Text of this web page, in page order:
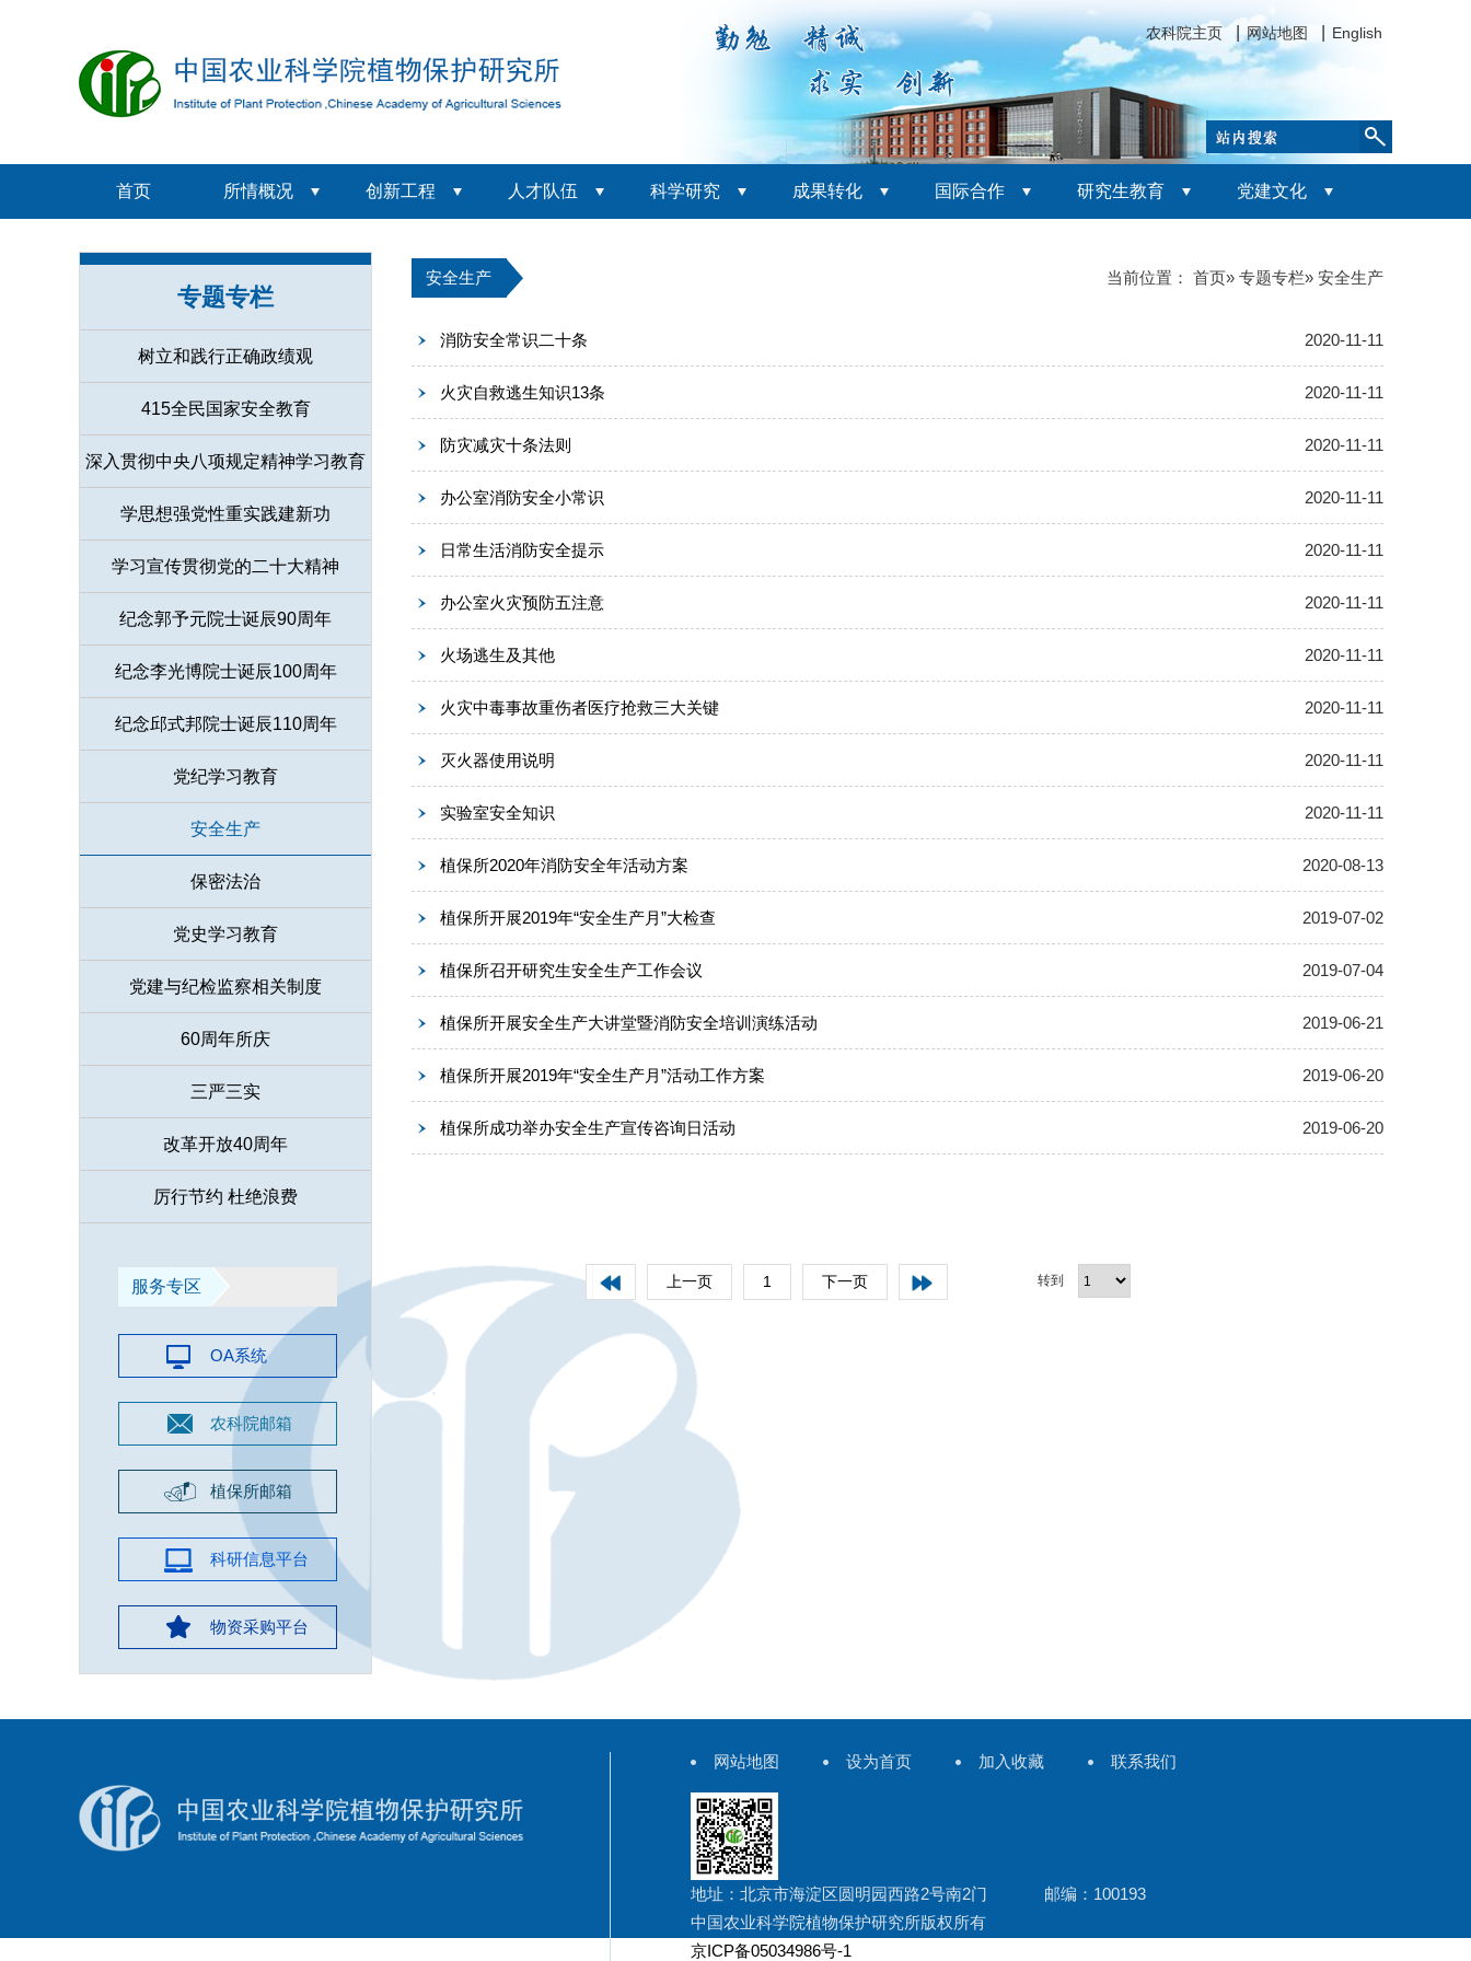
农科院主页 网站地图 English
首页 所情概况 创新工程 人才队伍 科学研究 成果转化 国际合作 研究生教育 党建文化
专题专栏
树立和践行正确政绩观
415全民国家安全教育
深入贯彻中央八项规定精神学习教育
学思想强党性重实践建新功
学习宣传贯彻党的二十大精神
纪念郭予元院士诞辰90周年
纪念李光博院士诞辰100周年
纪念邱式邦院士诞辰110周年
党纪学习教育
安全生产
保密法治
党史学习教育
党建与纪检监察相关制度
60周年所庆
三严三实
改革开放40周年
厉行节约 杜绝浪费
服务专区
OA系统
农科院邮箱
植保所邮箱
科研信息平台
物资采购平台
安全生产 当前位置： 首页» 专题专栏» 安全生产
2020-11-11
消防安全常识二十条
2020-11-11
火灾自救逃生知识13条
2020-11-11
防灾减灾十条法则
2020-11-11
办公室消防安全小常识
2020-11-11
日常生活消防安全提示
2020-11-11
办公室火灾预防五注意
2020-11-11
火场逃生及其他
2020-11-11
火灾中毒事故重伤者医疗抢救三大关键
2020-11-11
灭火器使用说明
2020-11-11
实验室安全知识
2020-08-13
植保所2020年消防安全年活动方案
2019-07-02
植保所开展2019年“安全生产月”大检查
2019-07-04
植保所召开研究生安全生产工作会议
2019-06-21
植保所开展安全生产大讲堂暨消防安全培训演练活动
2019-06-20
植保所开展2019年“安全生产月”活动工作方案
2019-06-20
植保所成功举办安全生产宣传咨询日活动
上一页 1 下一页 转到
网站地图 设为首页 加入收藏 联系我们
地址：北京市海淀区圆明园西路2号南2门 邮编：100193
中国农业科学院植物保护研究所版权所有
京ICP备05034986号-1